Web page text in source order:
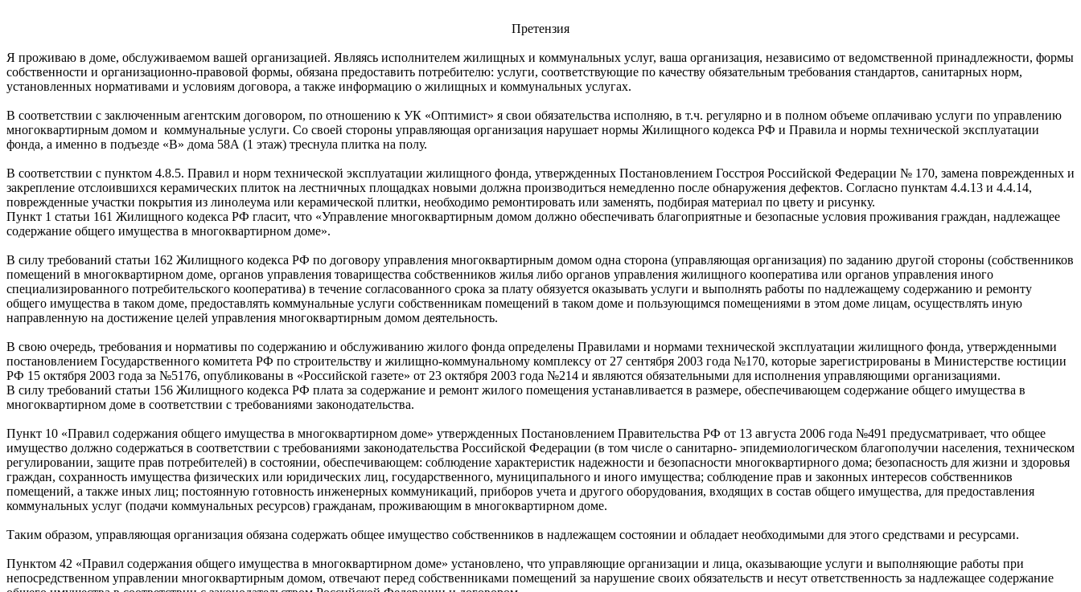
Претензия
Я проживаю в доме, обслуживаемом вашей организацией. Являясь исполнителем жилищных и коммунальных услуг, ваша организация, независимо от ведомственной принадлежности, формы
собственности и организационно-правовой формы, обязана предоставить потребителю: услуги, соответствующие по качеству обязательным требования стандартов, санитарных норм,
установленных нормативами и условиям договора, а также информацию о жилищных и коммунальных услугах.
В соответствии с заключенным агентским договором, по отношению к УК «Оптимист» я свои обязательства исполняю, в т.ч. регулярно и в полном объеме оплачиваю услуги по управлению
многоквартирным домом и коммунальные услуги. Со своей стороны управляющая организация нарушает нормы Жилищного кодекса РФ и Правила и нормы технической эксплуатации
фонда, а именно в подъезде «В» дома 58А (1 этаж) треснула плитка на полу.
В соответствии с пунктом 4.8.5. Правил и норм технической эксплуатации жилищного фонда, утвержденных Постановлением Госстроя Российской Федерации № 170, замена поврежденных и
закрепление отслоившихся керамических плиток на лестничных площадках новыми должна производиться немедленно после обнаружения дефектов. Согласно пунктам 4.4.13 и 4.4.14,
поврежденные участки покрытия из линолеума или керамической плитки, необходимо ремонтировать или заменять, подбирая материал по цвету и рисунку.
Пункт 1 статьи 161 Жилищного кодекса РФ гласит, что «Управление многоквартирным домом должно обеспечивать благоприятные и безопасные условия проживания граждан, надлежащее
содержание общего имущества в многоквартирном доме».
В силу требований статьи 162 Жилищного кодекса РФ по договору управления многоквартирным домом одна сторона (управляющая организация) по заданию другой стороны (собственников
помещений в многоквартирном доме, органов управления товарищества собственников жилья либо органов управления жилищного кооператива или органов управления иного
специализированного потребительского кооператива) в течение согласованного срока за плату обязуется оказывать услуги и выполнять работы по надлежащему содержанию и ремонту
общего имущества в таком доме, предоставлять коммунальные услуги собственникам помещений в таком доме и пользующимся помещениями в этом доме лицам, осуществлять иную
направленную на достижение целей управления многоквартирным домом деятельность.
В свою очередь, требования и нормативы по содержанию и обслуживанию жилого фонда определены Правилами и нормами технической эксплуатации жилищного фонда, утвержденными
постановлением Государственного комитета РФ по строительству и жилищно-коммунальному комплексу от 27 сентября 2003 года №170, которые зарегистрированы в Министерстве юстиции
РФ 15 октября 2003 года за №5176, опубликованы в «Российской газете» от 23 октября 2003 года №214 и являются обязательными для исполнения управляющими организациями.
В силу требований статьи 156 Жилищного кодекса РФ плата за содержание и ремонт жилого помещения устанавливается в размере, обеспечивающем содержание общего имущества в
многоквартирном доме в соответствии с требованиями законодательства.
Пункт 10 «Правил содержания общего имущества в многоквартирном доме» утвержденных Постановлением Правительства РФ от 13 августа 2006 года №491 предусматривает, что общее
имущество должно содержаться в соответствии с требованиями законодательства Российской Федерации (в том числе о санитарно- эпидемиологическом благополучии населения, техническом
регулировании, защите прав потребителей) в состоянии, обеспечивающем: соблюдение характеристик надежности и безопасности многоквартирного дома; безопасность для жизни и здоровья
граждан, сохранность имущества физических или юридических лиц, государственного, муниципального и иного имущества; соблюдение прав и законных интересов собственников
помещений, а также иных лиц; постоянную готовность инженерных коммуникаций, приборов учета и другого оборудования, входящих в состав общего имущества, для предоставления
коммунальных услуг (подачи коммунальных ресурсов) гражданам, проживающим в многоквартирном доме.
Таким образом, управляющая организация обязана содержать общее имущество собственников в надлежащем состоянии и обладает необходимыми для этого средствами и ресурсами.
Пунктом 42 «Правил содержания общего имущества в многоквартирном доме» установлено, что управляющие организации и лица, оказывающие услуги и выполняющие работы при
непосредственном управлении многоквартирным домом, отвечают перед собственниками помещений за нарушение своих обязательств и несут ответственность за надлежащее содержание